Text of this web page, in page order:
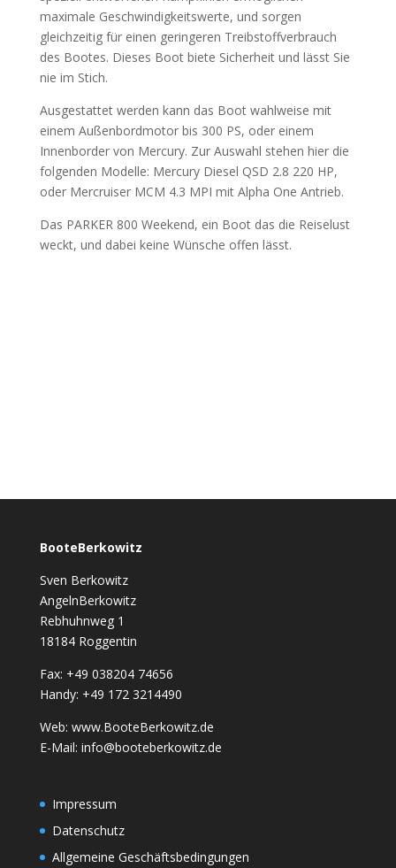
maximale Geschwindigkeitswerte, und sorgen
gleichzeitig für einen geringeren Treibstoffverbrauch
des Bootes. Dieses Boot biete Sicherheit und lässt Sie
nie im Stich.
Ausgestattet werden kann das Boot wahlweise mit
einem Außenbordmotor bis 300 PS, oder einem
Innenborder von Mercury. Zur Auswahl stehen hier die
folgenden Modelle: Mercury Diesel QSD 2.8 220 HP,
oder Mercruiser MCM 4.3 MPI mit Alpha One Antrieb.
Das PARKER 800 Weekend, ein Boot das die Reiselust
weckt, und dabei keine Wünsche offen lässt.
BooteBerkowitz
Sven Berkowitz
AngelnBerkowitz
Rebhuhnweg 1
18184 Roggentin
Fax: +49 038204 74656
Handy: +49 172 3214490
Web: www.BooteBerkowitz.de
E-Mail: info@booteberkowitz.de
Impressum
Datenschutz
Allgemeine Geschäftsbedingungen